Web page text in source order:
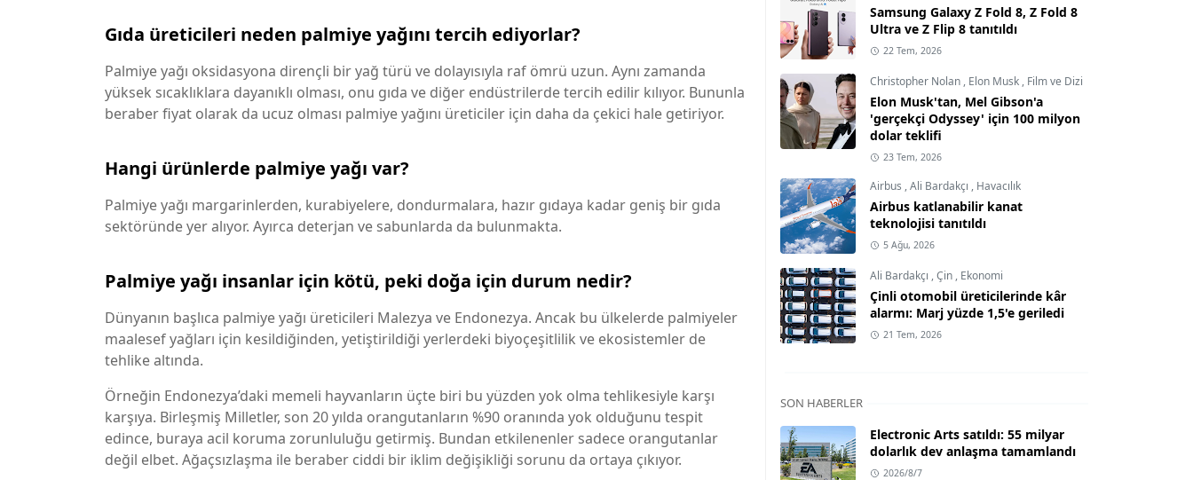
Gıda üreticileri neden palmiye yağını tercih ediyorlar?
Palmiye yağı oksidasyona dirençli bir yağ türü ve dolayısıyla raf ömrü uzun. Aynı zamanda
yüksek sıcaklıklara dayanıklı olması, onu gıda ve diğer endüstrilerde tercih edilir kılıyor. Bununla
beraber fiyat olarak da ucuz olması palmiye yağını üreticiler için daha da çekici hale getiriyor.
Hangi ürünlerde palmiye yağı var?
Palmiye yağı margarinlerden, kurabiyelere, dondurmalara, hazır gıdaya kadar geniş bir gıda
sektöründe yer alıyor. Ayırca deterjan ve sabunlarda da bulunmakta.
Palmiye yağı insanlar için kötü, peki doğa için durum nedir?
Dünyanın başlıca palmiye yağı üreticileri Malezya ve Endonezya. Ancak bu ülkelerde palmiyeler
maalesef yağları için kesildiğinden, yetiştirildiği yerlerdeki biyoçeşitlilik ve ekosistemler de
tehlike altında.
Örneğin Endonezya’daki memeli hayvanların üçte biri bu yüzden yok olma tehlikesiyle karşı
karşıya. Birleşmiş Milletler, son 20 yılda orangutanların %90 oranında yok olduğunu tespit
edince, buraya acil koruma zorunluluğu getirmiş. Bundan etkilenenler sadece orangutanlar
değil elbet. Ağaçsızlaşma ile beraber ciddi bir iklim değişikliği sorunu da ortaya çıkıyor.
Samsung Galaxy Z Fold 8, Z Fold 8
Ultra ve Z Flip 8 tanıtıldı
22 Tem, 2026
Christopher Nolan , Elon Musk , Film ve Dizi
Elon Musk'tan, Mel Gibson'a
'gerçekçi Odyssey' için 100 milyon
dolar teklifi
23 Tem, 2026
Airbus ,Ali Bardakçı , Havacılık
Airbus katlanabilir kanat
teknolojisi tanıtıldı
5 Ağu, 2026
Ali Bardakçı ,Çin , Ekonomi
Çinli otomobil üreticilerinde kâr
alarmı: Marj yüzde 1,5'e geriledi
21 Tem, 2026
SON HABERLER
Electronic Arts satıldı: 55 milyar
dolarlık dev anlaşma tamamlandı
2026/8/7